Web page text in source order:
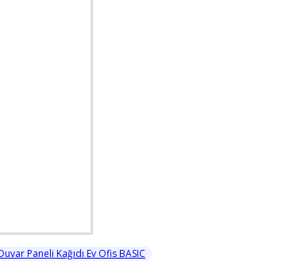
Paneli Kağıdı Ev Ofis BASIC